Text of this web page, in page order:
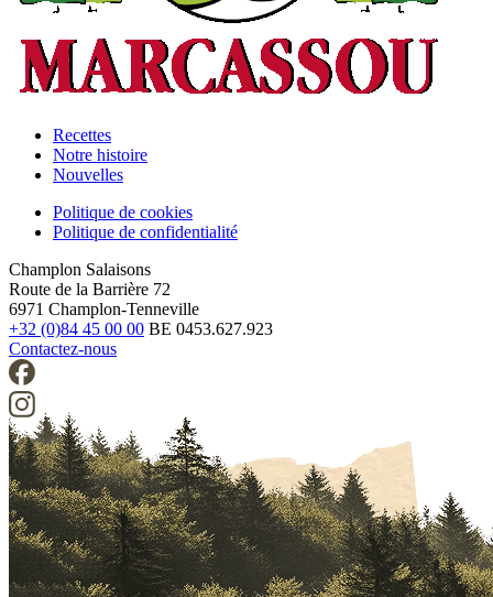
Footer
Recettes
Notre histoire
Nouvelles
Legal
Politique de cookies
Politique de confidentialité
Champlon Salaisons
Route de la Barrière 72
6971 Champlon-Tenneville
+32 (0)84 45 00 00 BE 0453.627.923
Contactez-nous